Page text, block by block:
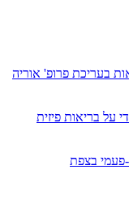
בעריכת פרופ' אוריה
על בריאות פיזית
פעמי בצפת